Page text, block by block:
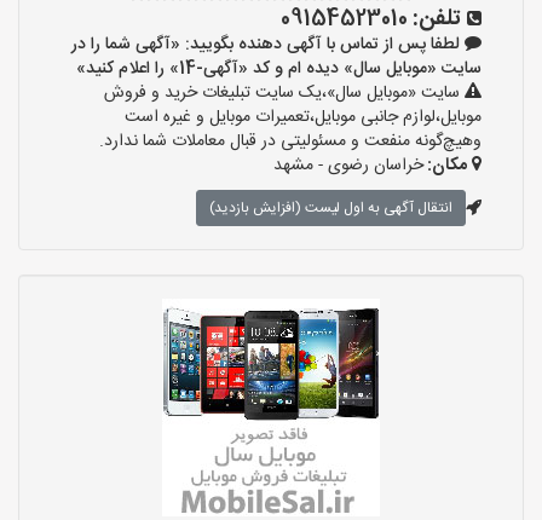
تلفن: 09154523010
لطفا پس از تماس با آگهی دهنده بگویید: «آگهی شما را در
سایت «موبایل سال» دیده ام و کد «آگهی-14» را اعلام کنید»
سایت «موبایل سال»،یک سایت تبلیغات خرید و فروش
موبایل،لوازم جانبی موبایل،تعمیرات موبایل و غیره است
وهیچ‌گونه منفعت و مسئولیتی در قبال معاملات شما ندارد.
مکان:خراسان رضوی - مشهد
انتقال آگهی به اول لیست (افزایش بازدید)